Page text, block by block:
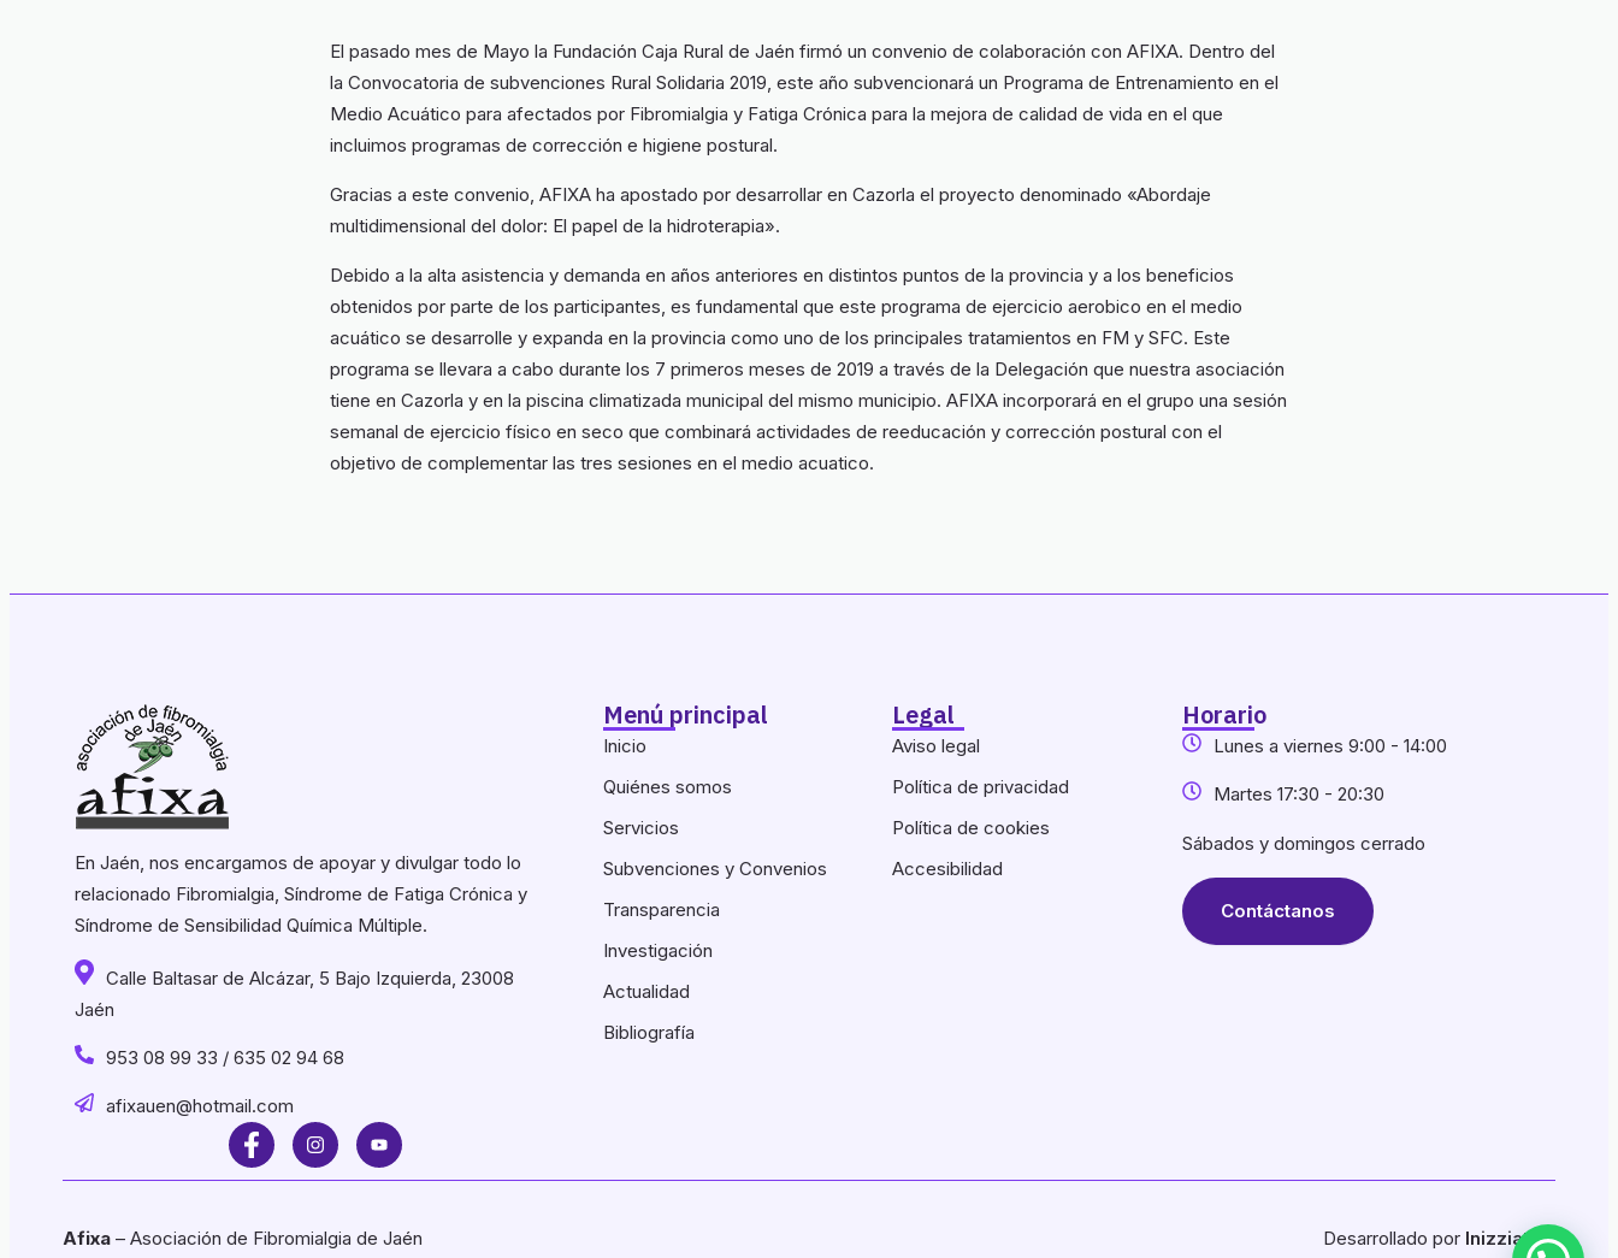
El pasado mes de Mayo la Fundación Caja Rural de Jaén firmó un convenio de colaboración con AFIXA. Dentro del
la Convocatoria de subvenciones Rural Solidaria 2019, este año subvencionará un Programa de Entrenamiento en el
Medio Acuático para afectados por Fibromialgia y Fatiga Crónica para la mejora de calidad de vida en el que
incluimos programas de corrección e higiene postural.
Gracias a este convenio, AFIXA ha apostado por desarrollar en Cazorla el proyecto denominado «Abordaje
multidimensional del dolor: El papel de la hidroterapia».
Debido a la alta asistencia y demanda en años anteriores en distintos puntos de la provincia y a los beneficios
obtenidos por parte de los participantes, es fundamental que este programa de ejercicio aerobico en el medio
acuático se desarrolle y expanda en la provincia como uno de los principales tratamientos en FM y SFC. Este
programa se llevara a cabo durante los 7 primeros meses de 2019 a través de la Delegación que nuestra asociación
tiene en Cazorla y en la piscina climatizada municipal del mismo municipio. AFIXA incorporará en el grupo una sesión
semanal de ejercicio físico en seco que combinará actividades de reeducación y corrección postural con el
objetivo de complementar las tres sesiones en el medio acuatico.
En Jaén, nos encargamos de apoyar y divulgar todo lo
relacionado Fibromialgia, Síndrome de Fatiga Crónica y
Síndrome de Sensibilidad Química Múltiple.
Calle Baltasar de Alcázar, 5 Bajo Izquierda, 23008
Jaén
953 08 99 33 / 635 02 94 68
afixauen@hotmail.com
Menú principal
Inicio
Quiénes somos
Servicios
Subvenciones y Convenios
Transparencia
Investigación
Actualidad
Bibliografía
Legal
Aviso legal
Política de privacidad
Política de cookies
Accesibilidad
Horario
Lunes a viernes 9:00 - 14:00
Martes 17:30 - 20:30
Sábados y domingos cerrado
Contáctanos
Afixa – Asociación de Fibromialgia de Jaén Desarrollado por Inizziativa